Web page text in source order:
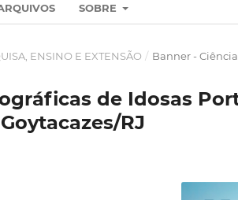
SOBRE
ENSINO E EXTENSÃO / Banner -
de Idosas
RJ